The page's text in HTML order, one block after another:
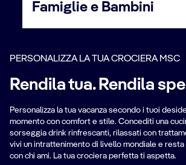
Famiglie e Bambini
PERSONALIZZA LA TUA CROCIERA MSC
Rendila tua. Rendila
Personalizza la tua vacanza secondo i tuoi
momento con comfort e stile. Concediti una
sorseggia drink rinfrescanti, rilassati con
vivi un intrattenimento di livello mondiale e
con chi ami. La tua crociera perfetta ti aspetta.